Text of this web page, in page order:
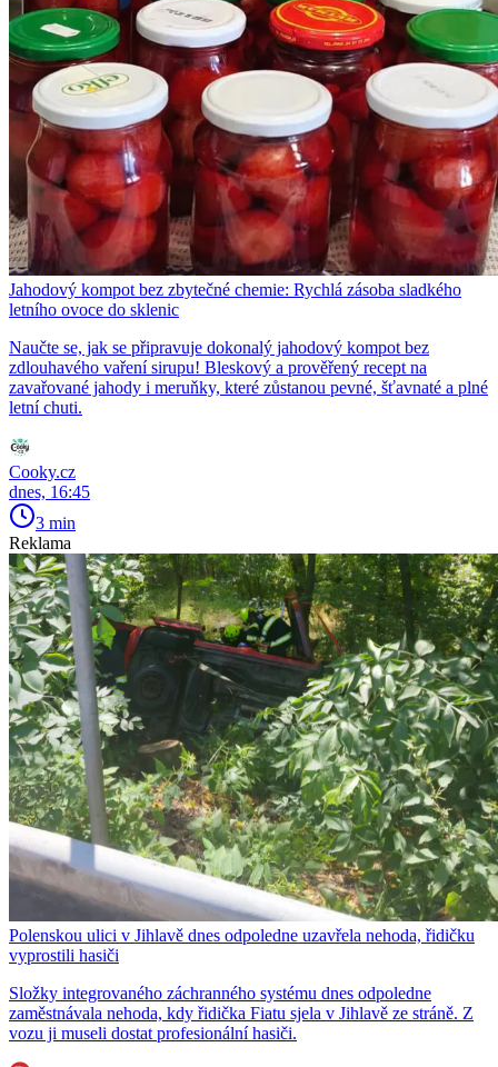
Jahodový kompot bez zbytečné chemie: Rychlá zásoba sladkého
letního ovoce do sklenic
Naučte se, jak se připravuje dokonalý jahodový kompot bez
zdlouhavého vaření sirupu! Bleskový a prověřený recept na
zavařované jahody i meruňky, které zůstanou pevné, šťavnaté a plné
letní chuti.
Cooky.cz
dnes, 16:45
3 min
Reklama
Polenskou ulici v Jihlavě dnes odpoledne uzavřela nehoda, řidičku
vyprostili hasiči
Složky integrovaného záchranného systému dnes odpoledne
zaměstnávala nehoda, kdy řidička Fiatu sjela v Jihlavě ze stráně. Z
vozu ji museli dostat profesionální hasiči.